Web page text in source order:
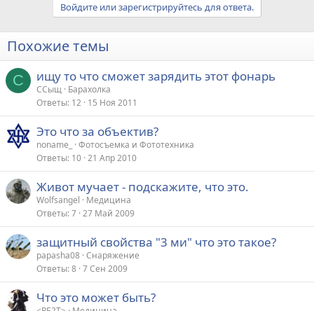
Войдите или зарегистрируйтесь для ответа.
Похожие темы
С ищу то что сможет зарядить этот фонарь
ССыщ Барахолка
Ответы 12 15 Ноя 2011
Это что за объектив?
noname_
Фотосъемка и Фототехника
Ответы 10 21 Апр 2010
Живот мучает - подскажите, что это.
Wolfsangel
Медицина
Ответы 7 27 Май 2009
защитный свойства "3 ми" что это такое?
papasha08 Снаряжение
Ответы 8 7 Сен 2009
Что это может быть?